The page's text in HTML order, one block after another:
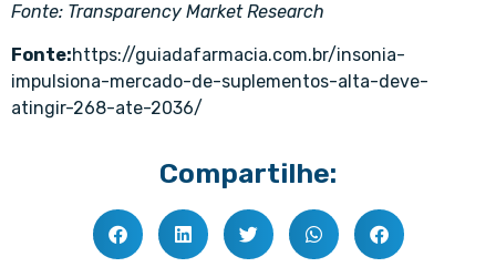
Fonte: Transparency Market Research
Fonte:https://guiadafarmacia.com.br/insonia-
impulsiona-mercado-de-suplementos-alta-deve-
atingir-268-ate-2036/
Compartilhe: